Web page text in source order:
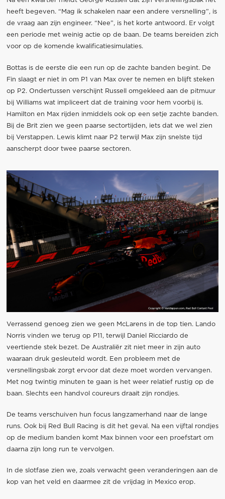
heeft begeven. “Mag ik schakelen naar een andere versnelling”, is
de vraag aan zijn engineer. “Nee”, is het korte antwoord. Er volgt
een periode met weinig actie op de baan. De teams bereiden zich
voor op de komende kwalificatiesimulaties.
Bottas is de eerste die een run op de zachte banden begint. De
Fin slaagt er niet in om P1 van Max over te nemen en blijft steken
op P2. Ondertussen verschijnt Russell omgekleed aan de pitmuur
bij Williams wat impliceert dat de training voor hem voorbij is.
Hamilton en Max rijden inmiddels ook op een setje zachte banden.
Bij de Brit zien we geen paarse sectortijden, iets dat we wel zien
bij Verstappen. Lewis klimt naar P2 terwijl Max zijn snelste tijd
aanscherpt door twee paarse sectoren.
Verrassend genoeg zien we geen McLarens in de top tien. Lando
Norris vinden we terug op P11, terwijl Daniel Ricciardo de
veertiende stek bezet. De Australiër zit niet meer in zijn auto
waaraan druk gesleuteld wordt. Een probleem met de
versnellingsbak zorgt ervoor dat deze moet worden vervangen.
Met nog twintig minuten te gaan is het weer relatief rustig op de
baan. Slechts een handvol coureurs draait zijn rondjes.
De teams verschuiven hun focus langzamerhand naar de lange
runs. Ook bij Red Bull Racing is dit het geval. Na een vijftal rondjes
op de medium banden komt Max binnen voor een proefstart om
daarna zijn long run te vervolgen.
In de slotfase zien we, zoals verwacht geen veranderingen aan de
kop van het veld en daarmee zit de vrijdag in Mexico erop.